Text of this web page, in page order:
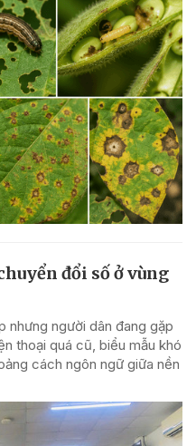
đổi số ở vùng
nhưng người dân đang gặp
thoại quá cũ, biểu mẫu khó
cách ngôn ngữ giữa nền